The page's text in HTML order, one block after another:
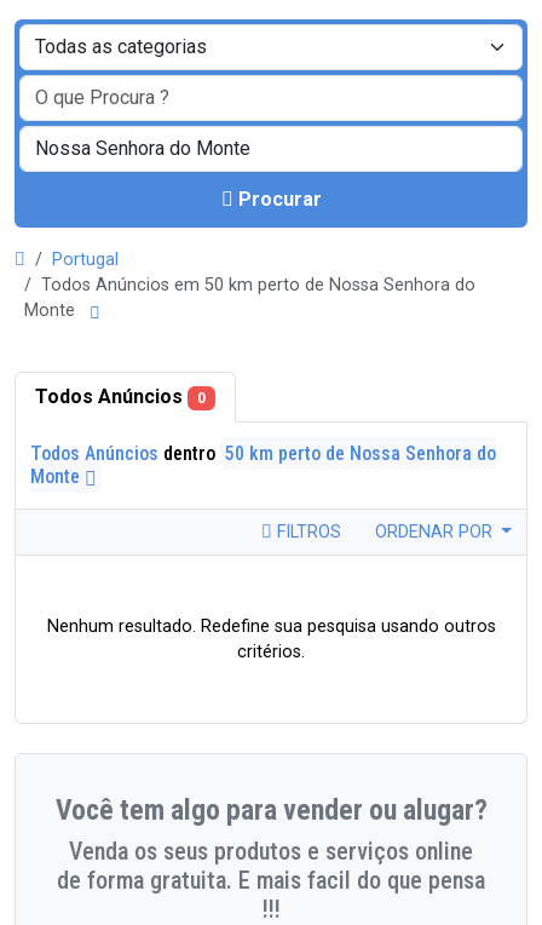
Procurar
Portugal
Todos Anúncios em 50 km perto de Nossa Senhora do
Monte
Todos Anúncios 0
Todos Anúncios dentro 50 km perto de Nossa Senhora do
Monte
FILTROS ORDENAR POR
Nenhum resultado. Redefine sua pesquisa usando outros
critérios.
Você tem algo para vender ou alugar?
Venda os seus produtos e serviços online
de forma gratuita. E mais facil do que pensa
!!!